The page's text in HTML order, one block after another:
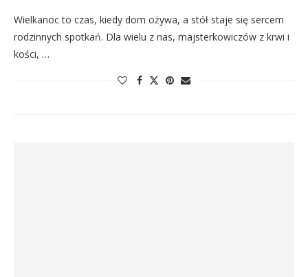
Wielkanoc to czas, kiedy dom ożywa, a stół staje się sercem
rodzinnych spotkań. Dla wielu z nas, majsterkowiczów z krwi i
kości, …